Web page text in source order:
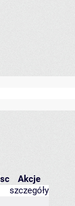
Akcje
szczegóły